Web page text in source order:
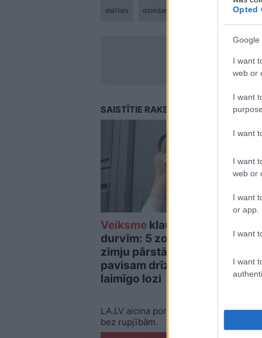
Opted
Google
I want
web or
I want
I want
I want
web or
I want
or app.
I want
I want
dalītais dzimšanas diena dzimšanas
LA.LV
SAISTĪTIE RAKSTI
Veiksme klauvēs pie
durvīm: 5 zodiaka
zīmju pārstāvji jau
pavisam drīz iegūs
laimīgo lozi
LA.LV aicina portāla lietotājus,
bez rupjībām.